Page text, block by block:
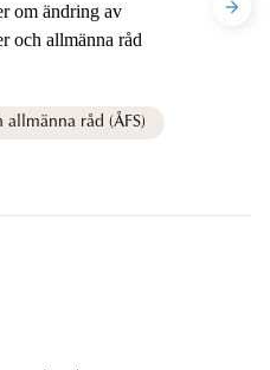
om ändring av
och allmänna råd
allmänna råd (ÅFS)